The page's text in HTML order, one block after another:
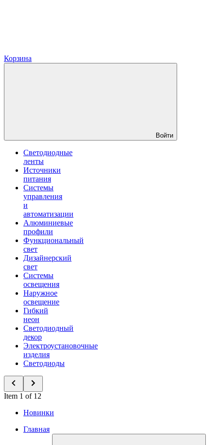
Корзина
Войти
Светодиодные
ленты
Источники
питания
Системы
управления
и
автоматизации
Алюминиевые
профили
Функциональный
свет
Дизайнерский
свет
Системы
освещения
Наружное
освещение
Гибкий
неон
Светодиодный
декор
Электроустановочные
изделия
Светодиоды
Item 1 of 12
Новинки
Главная